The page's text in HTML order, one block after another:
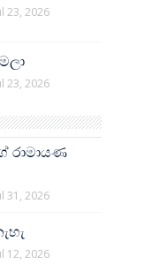
23, 2026
23, 2026
රාමායණ
31, 2026
12, 2026